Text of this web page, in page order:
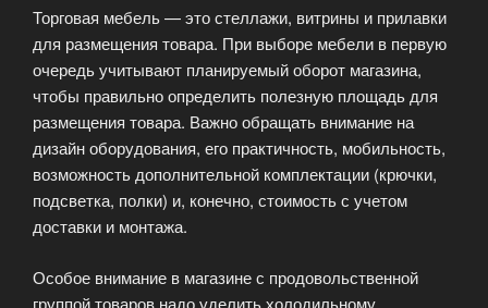
Торговая мебель — это стеллажи, витрины и прилавки
для размещения товара. При выборе мебели в первую
очередь учитывают планируемый оборот магазина,
чтобы правильно определить полезную площадь для
размещения товара. Важно обращать внимание на
дизайн оборудования, его практичность, мобильность,
возможность дополнительной комплектации (крючки,
подсветка, полки) и, конечно, стоимость с учетом
доставки и монтажа.
Особое внимание в магазине с продовольственной
группой товаров надо уделить холодильному